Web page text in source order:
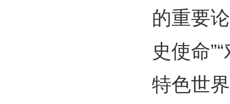
的重要
史使命
特色世